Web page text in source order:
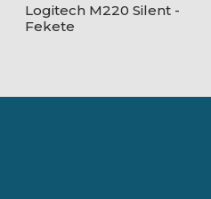
Logitech M220 Silent -
Fekete